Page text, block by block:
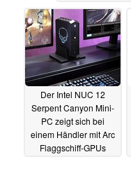
Der Intel NUC 12
Serpent Canyon Mini-
PC zeigt sich bei
einem Händler mit Arc
Flaggschiff-GPUs